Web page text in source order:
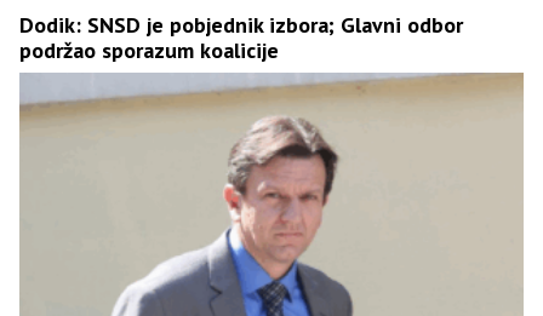
Dodik: SNSD je pobjednik izbora; Glavni odbor
podržao sporazum koalicije